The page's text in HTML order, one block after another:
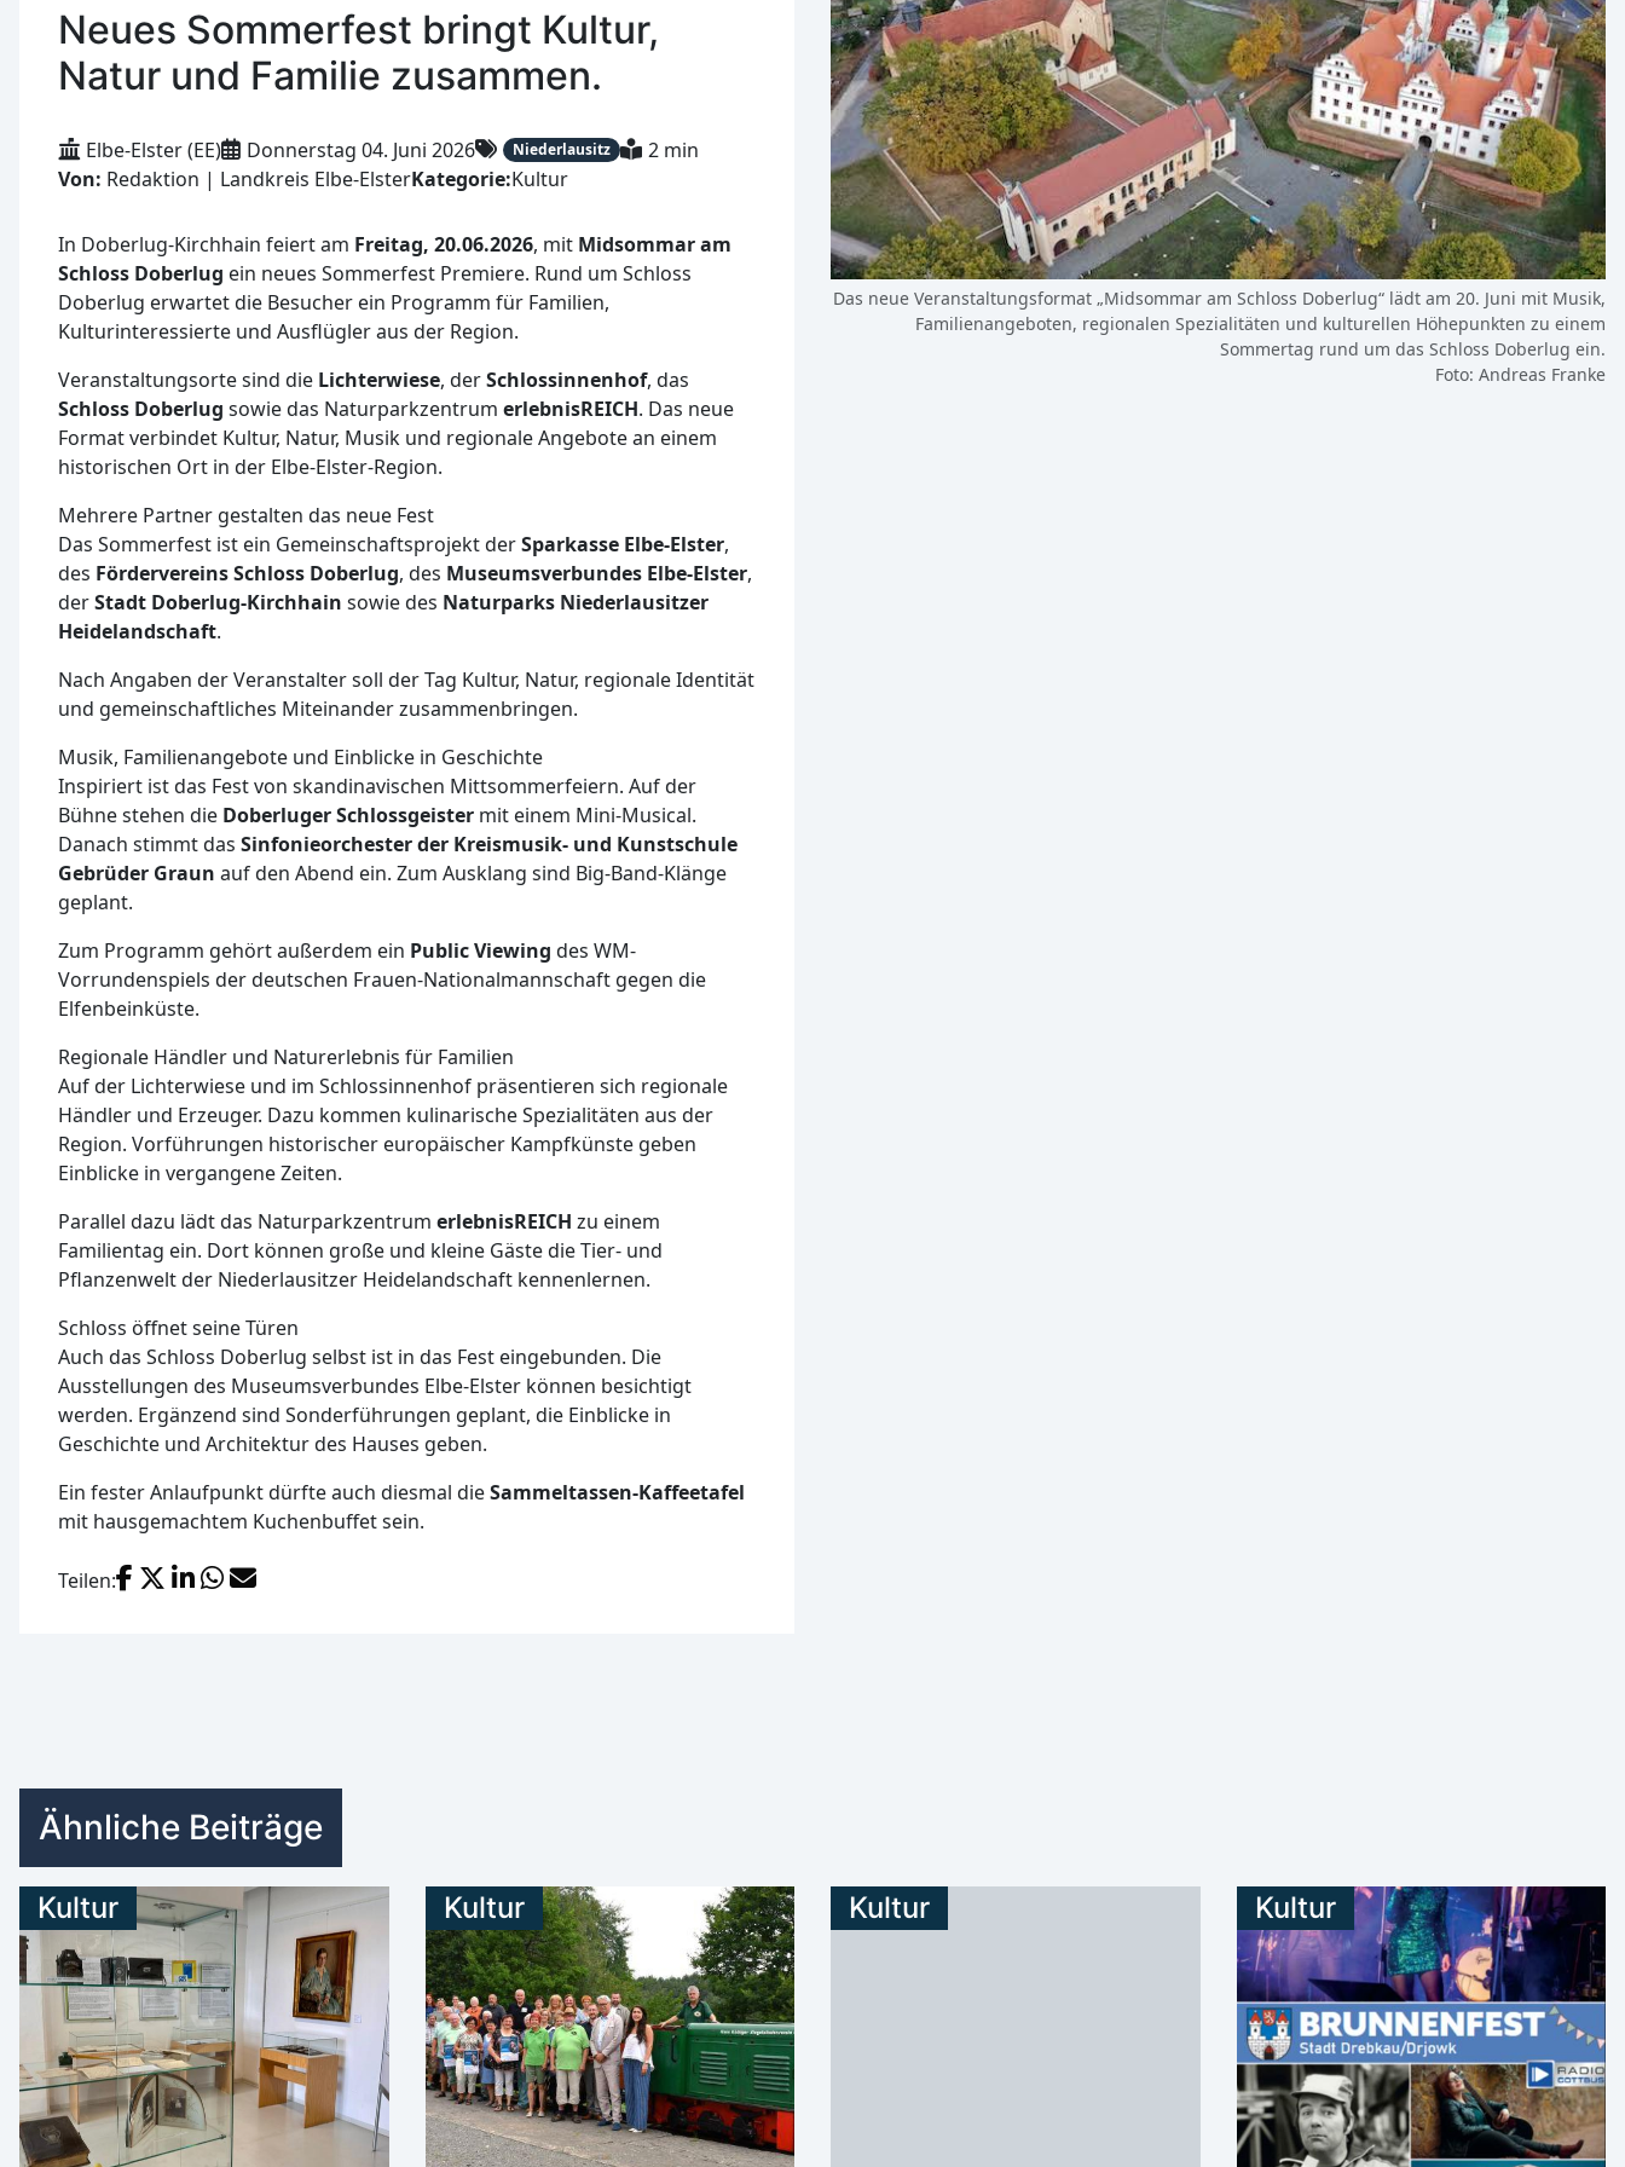
Neues Sommerfest bringt Kultur,
Natur und Familie zusammen.
Elbe-Elster (EE) Donnerstag 04. Juni 2026 Niederlausitz
2 min
Von: Redaktion | Landkreis Elbe-ElsterKategorie:Kultur
In Doberlug-Kirchhain feiert am Freitag, 20.06.2026, mit Midsommar am
Schloss Doberlug ein neues Sommerfest Premiere. Rund um Schloss
Doberlug erwartet die Besucher ein Programm für Familien,
Kulturinteressierte und Ausflügler aus der Region.
Veranstaltungsorte sind die Lichterwiese, derSchlossinnenhof, das
Schloss Doberlug sowie das Naturparkzentrum erlebnisREICH. Das neue
Format verbindet Kultur, Natur, Musik und regionale Angebote an einem
historischen Ort in der Elbe-Elster-Region.
Mehrere Partner gestalten das neue Fest
Das Sommerfest ist ein Gemeinschaftsprojekt derSparkasse Elbe-Elster,
des Fördervereins Schloss Doberlug, des Museumsverbundes Elbe-Elster,
derStadt Doberlug-Kirchhain sowie des Naturparks Niederlausitzer
Heidelandschaft.
Nach Angaben der Veranstalter soll der Tag Kultur, Natur, regionale Identität
und gemeinschaftliches Miteinander zusammenbringen.
Musik, Familienangebote und Einblicke in Geschichte
Inspiriert ist das Fest von skandinavischen Mittsommerfeiern. Auf der
Bühne stehen die Doberluger Schlossgeister mit einem Mini-Musical.
Danach stimmt das Sinfonieorchester der Kreismusik- und Kunstschule
Gebrüder Graun auf den Abend ein. Zum Ausklang sind Big-Band-Klänge
geplant.
Zum Programm gehört außerdem ein Public Viewing des WM-
Vorrundenspiels der deutschen Frauen-Nationalmannschaft gegen die
Elfenbeinküste.
Regionale Händler und Naturerlebnis für Familien
Auf der Lichterwiese und im Schlossinnenhof präsentieren sich regionale
Händler und Erzeuger. Dazu kommen kulinarische Spezialitäten aus der
Region. Vorführungen historischer europäischer Kampfkünste geben
Einblicke in vergangene Zeiten.
Parallel dazu lädt das Naturparkzentrum erlebnisREICH zu einem
Familientag ein. Dort können große und kleine Gäste die Tier- und
Pflanzenwelt der Niederlausitzer Heidelandschaft kennenlernen.
Schloss öffnet seine Türen
Auch das Schloss Doberlug selbst ist in das Fest eingebunden. Die
Ausstellungen des Museumsverbundes Elbe-Elster können besichtigt
werden. Ergänzend sind Sonderführungen geplant, die Einblicke in
Geschichte und Architektur des Hauses geben.
Ein fester Anlaufpunkt dürfte auch diesmal dieSammeltassen-Kaffeetafel
mit hausgemachtem Kuchenbuffet sein.
Teilen: Facebook
X (Twitter)
LinkedIn
WhatsApp
Das neue Veranstaltungsformat „Midsommar am Schloss Doberlug“ lädt am 20. Juni mit Musik,
Familienangeboten, regionalen Spezialitäten und kulturellen Höhepunkten zu einem
Sommertag rund um das Schloss Doberlug ein.
Foto: Andreas Franke
Ähnliche Beiträge
Kultur Kultur Kultur Kultur